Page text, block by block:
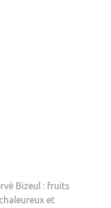
Bizeul : fruits
et